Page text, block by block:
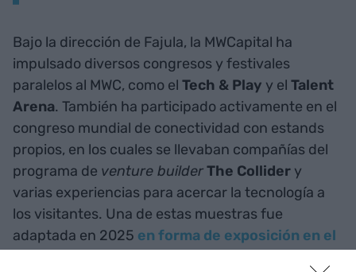
Bajo la dirección de Fajula, la MWCapital ha
impulsado diversos congresos y festivales
paralelos al MWC, como el Tech & Play y el Talent
Arena. También ha participado activamente en el
congreso mundial de conectividad con estands
propios, en los cuales se llevaban compañías del
programa de venture builderThe Collider y
varias experiencias para acercar la tecnología a
los visitantes. Una de estas muestras fue
adaptada en 2025 en forma de exposición en el